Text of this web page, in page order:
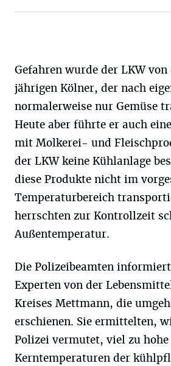
Gefahren wurde der LKW
jährigen Kölner, der nach
normalerweise nur Gemüse
Heute aber führte er auch
mit Molkerei- und
der LKW keine Kühlanlage
diese Produkte nicht im
Temperaturbereich
herrschten zur Kontrollzeit
Außentemperatur.
Die Polizeibeamten
Experten von der
Kreises Mettmann, die
erschienen. Sie ermittelten,
Polizei vermutet, viel zu hohe
Kerntemperaturen der